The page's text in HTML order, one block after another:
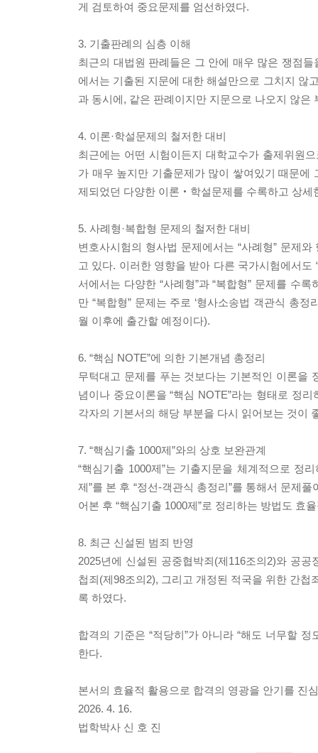
게 검토하여 중요문제를 엄선하였다.
3. 기출판례의 심층 이해
최근의 대법원 판례들은 그 안에 매우 많은 쟁점
에서는 기출된 지문에 대한 해설만으로 그치지 않
과 동시에, 같은 판례이지만 지문으로 나오지 않
4. 이론·학설문제의 철저한 대비
최근에는 어떤 시험이든지 대학교수가 출제위원
가 매우 높지만 기출문제가 많이 쌓여있기 때문
제되었던 다양한 이론‧학설문제를 수록하고 상세
5. 사례형·복합형 문제의 철저한 대비
변호사시험의 형사법 문제에서는 “사례형” 문제
고 있다. 이러한 영향을 받아 다른 국가시험에서도
서에서는 다양한 “사례형”과 “복합형” 문제를 수
만 “복합형” 문제는 주로 ‘형사소송법 객관식 총
월 이후에 출간할 예정이다).
6. “핵심 NOTE”에 의한 기본개념 총정리
무턱대고 문제를 푸는 것보다는 기본적인 이론을
념이나 중요이론을 “핵심 NOTE”라는 형태로 정
각자의 기본서의 해당 부분을 다시 읽어보는 것이
7. “핵심기출 1000제”와의 상호 보완관계
“핵심기출 1000제”는 기출지문을 체계적으로 정
제”를 본 후 “정선-객관식 총정리”를 통해서 문제
어본 후 “핵심기출 1000제”로 정리하는 방법도 효
8. 최근 신설된 범죄 반영
2025년에 신설된 공중협박죄(제116조의2)와 공
첩죄(제98조의2), 그리고 개정된 적국을 위한 간
록 하였다.
합격의 기준은 “적당히”가 아니라 “해도 너무할
한다.
본서의 효율적 활용으로 합격의 영광을 안기를 진
2026. 4. 16.
법학박사 신 호 진